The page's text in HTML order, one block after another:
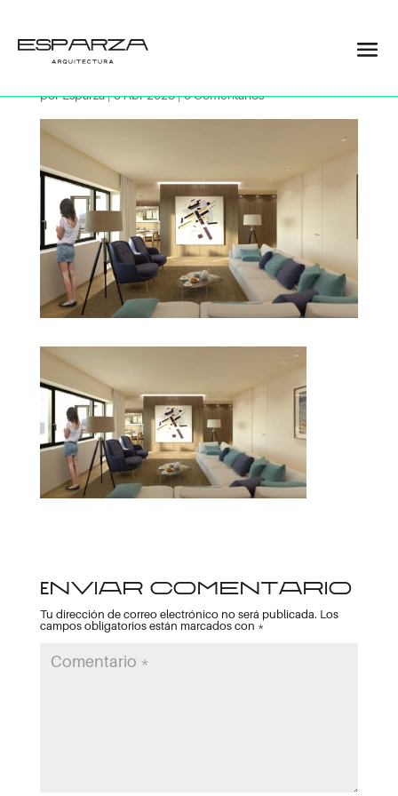
09
porEsparza|3 Abr 2023|0 Comentarios
Enviar comentario
Tu dirección de correo electrónico no será publicada. Los
campos obligatorios están marcados con *